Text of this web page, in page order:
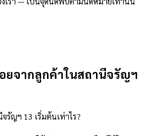
จากลูกค้าในสถานีจรัญฯ
รัญฯ 13 เริ่มต้นเท่าไร?